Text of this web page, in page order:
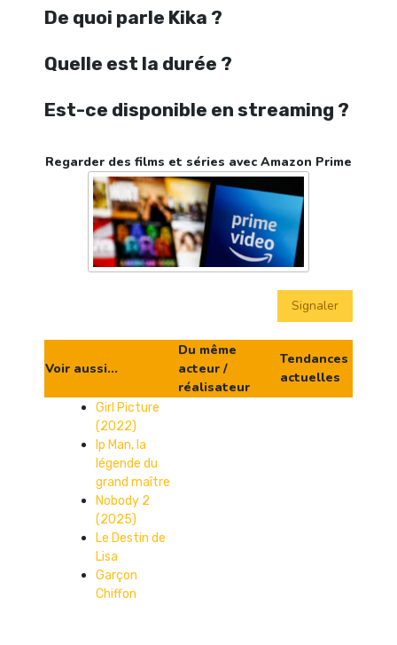
De quoi parle Kika ?
Quelle est la durée ?
Est-ce disponible en streaming ?
Regarder des films et séries avec Amazon Prime
Signaler
Voir aussi...
Du même
acteur /
réalisateur
Tendances
actuelles
Girl Picture
(2022)
Ip Man, la
légende du
grand maître
Nobody 2
(2025)
Le Destin de
Lisa
Garçon
Chiffon